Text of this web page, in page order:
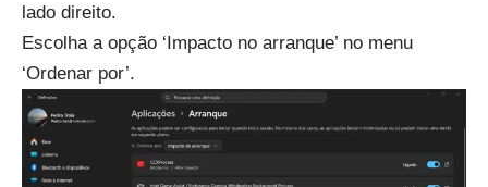
lado direito.
Escolha a opção ‘Impacto no arranque’ no menu
‘Ordenar por’.